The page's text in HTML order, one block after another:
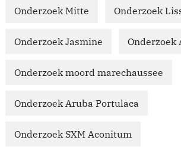
Onderzoek Mitte Onderzoek
Onderzoek Jasmine Onderzoek
Onderzoek moord marechaussee
Onderzoek Aruba Portulaca
Onderzoek SXM Aconitum